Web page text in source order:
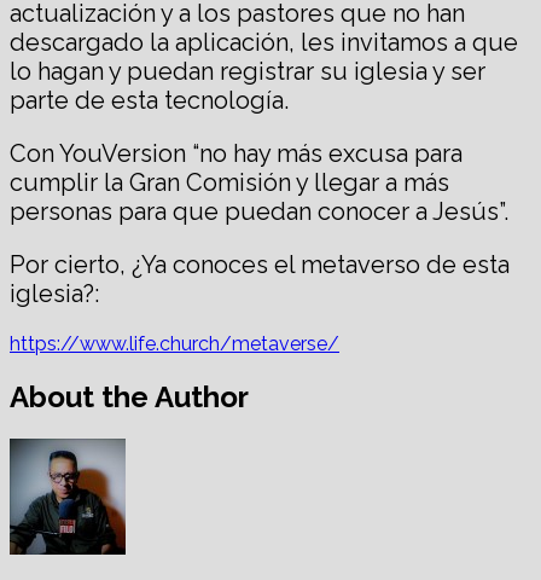
actualización y a los pastores que no han
descargado la aplicación, les invitamos a que
lo hagan y puedan registrar su iglesia y ser
parte de esta tecnología.
Con YouVersion “no hay más excusa para
cumplir la Gran Comisión y llegar a más
personas para que puedan conocer a Jesús”.
Por cierto, ¿Ya conoces el metaverso de esta
iglesia?:
https://www.life.church/metaverse/
About the Author